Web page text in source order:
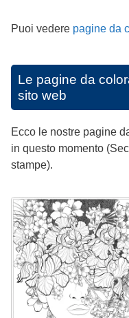
Puoi vedere pagine da
Le pagine da
sito web
Ecco le nostre pagine
in questo momento
stampe).